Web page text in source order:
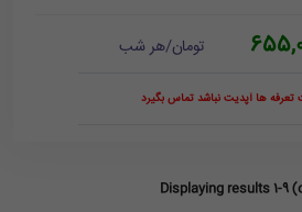
تومان/هر شب
ها آپدیت نباشد تماس بگیرد
Displaying results 1-9